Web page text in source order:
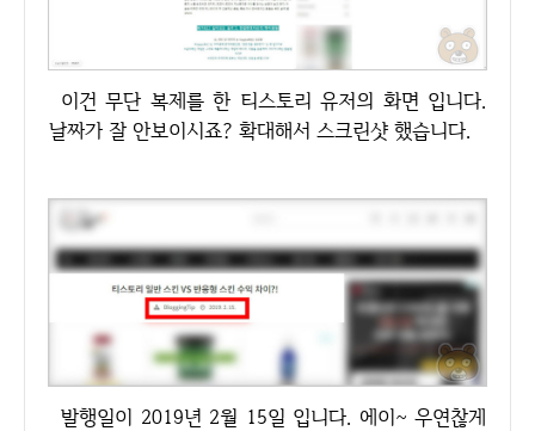
이건 무단 복제를 한 티스토리 유저의 화면 입니다.
날짜가 잘 안보이시죠? 확대해서 스크린샷 했습니다.
발행일이 2019년 2월 15일 입니다. 에이~ 우연찮게